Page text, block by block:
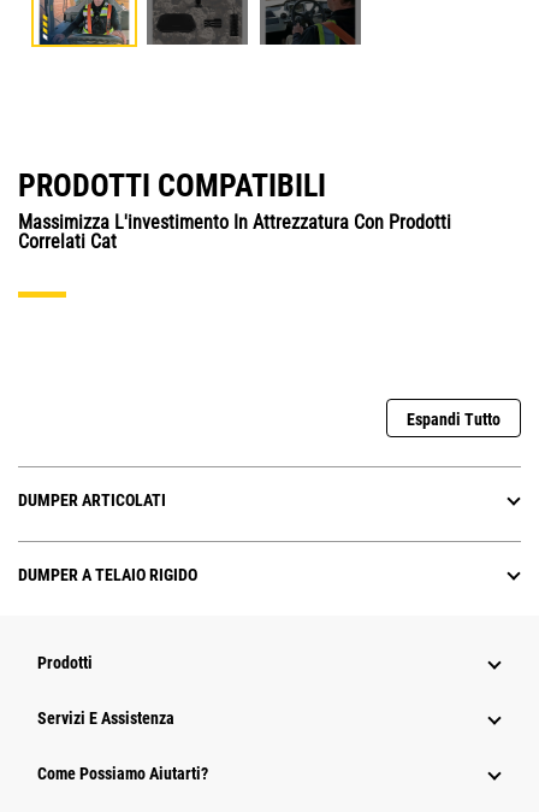
PRODOTTI COMPATIBILI
Massimizza L'investimento In Attrezzatura Con Prodotti
Correlati Cat
Espandi Tutto
DUMPER ARTICOLATI
DUMPER A TELAIO RIGIDO
Prodotti
Servizi E Assistenza
Come Possiamo Aiutarti?